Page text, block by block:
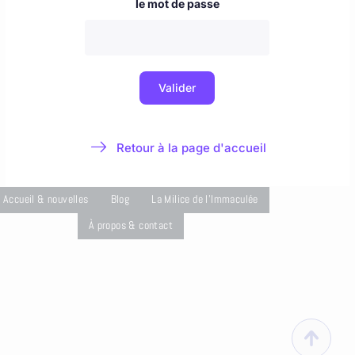
Accueil & nouvelles Blog
La Milice de l'Immaculée
À propos & contact